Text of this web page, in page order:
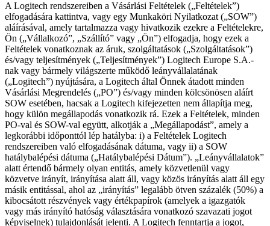
A Logitech rendszereiben a Vásárlási Feltételek („Feltételek”)
elfogadására kattintva, vagy egy Munkaköri Nyilatkozat („SOW”)
aláírásával, amely tartalmazza vagy hivatkozik ezekre a Feltételekre,
Ön („Vállalkozó”, „Szállító” vagy „Ön”) elfogadja, hogy ezek a
Feltételek vonatkoznak az áruk, szolgáltatások („Szolgáltatások”)
és/vagy teljesítmények („Teljesítmények”) Logitech Europe S.A.-
nak vagy bármely világszerte működő leányvállalatának
(„Logitech”) nyújtására, a Logitech által Önnek átadott minden
Vásárlási Megrendelés („PO”) és/vagy minden kölcsönösen aláírt
SOW esetében, hacsak a Logitech kifejezetten nem állapítja meg,
hogy külön megállapodás vonatkozik rá. Ezek a Feltételek, minden
PO-val és SOW-val együtt, alkotják a „Megállapodást”, amely a
legkorábbi időponttól lép hatályba: i) a Feltételek Logitech
rendszereiben való elfogadásának dátuma, vagy ii) a SOW
hatálybalépési dátuma („Hatálybalépési Dátum”). „Leányvállalatok”
alatt értendő bármely olyan entitás, amely közvetlenül vagy
közvetve irányít, irányítása alatt áll, vagy közös irányítás alatt áll egy
másik entitással, ahol az „irányítás” legalább ötven százalék (50%) a
kibocsátott részvények vagy értékpapírok (amelyek a igazgatók
vagy más irányító hatóság választására vonatkozó szavazati jogot
képviselnek) tulajdonlását jelenti. A Logitech fenntartja a jogot,